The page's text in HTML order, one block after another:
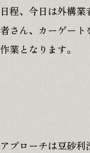
日程、今日は外構
者さん、カーゲー
作業となります。
アプローチは豆砂